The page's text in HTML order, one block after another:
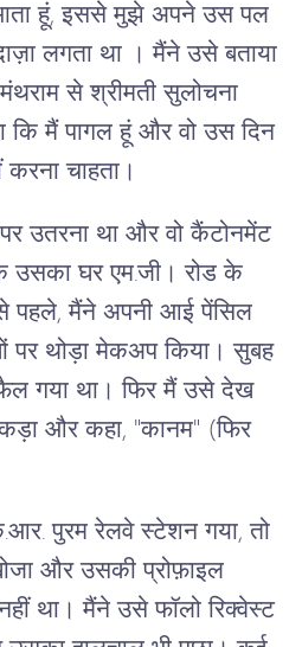
हूं, इससे मुझे अपने उस पल
लगता था । मैंने उसे बताया
से श्रीमती सुलोचना
मैं पागल हूं और वो उस दिन
चाहता।
उतरना था और वो कैंटोनमेंट
उसका घर एम.जी। रोड के
पहले, मैंने अपनी आई पेंसिल
पर थोड़ा मेकअप किया। सुबह
गया था। फिर मैं उसे देख
और कहा, "कानम" (फिर
पुरम रेलवे स्टेशन गया, तो
और उसकी प्रोफ़ाइल
था। मैंने उसे फॉलो रिक्वेस्ट